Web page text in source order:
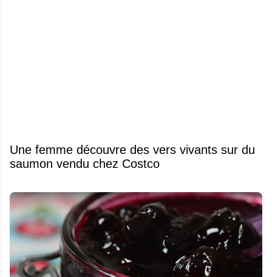
Une femme découvre des vers vivants sur du
saumon vendu chez Costco